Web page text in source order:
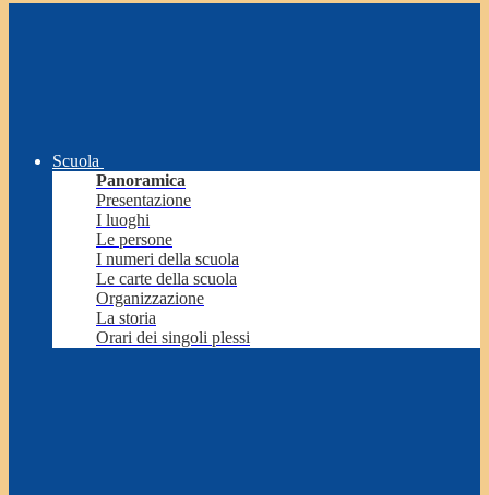
Scuola
Panoramica
Presentazione
I luoghi
Le persone
I numeri della scuola
Le carte della scuola
Organizzazione
La storia
Orari dei singoli plessi